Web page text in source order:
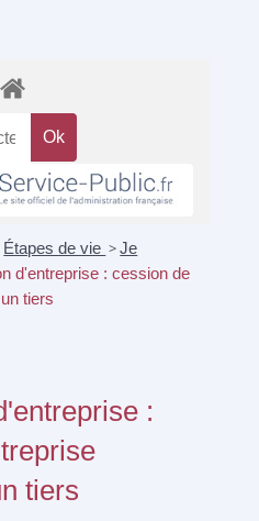
Étapes de vie >Je
d'entreprise : cession de
tiers
:
tiers